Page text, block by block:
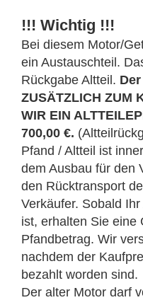
!!! Wichtig !!!
Bei diesem Motor/
ein Austauschteil.
Rückgabe Altteil.
ZUSÄTZLICH ZUM
WIR EIN
700,00 €.
Pfand / Altteil ist
dem Ausbau für den
den Rücktransport
Verkäufer. Sobald
ist, erhalten Sie eine
Pfandbetrag. Wir
nachdem der
bezahlt worden sind.
Der alter Motor darf